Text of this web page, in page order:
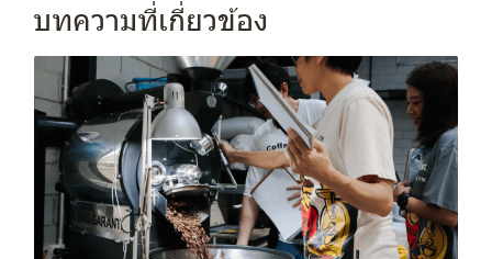
บทความที่เกี่ยวข้อง